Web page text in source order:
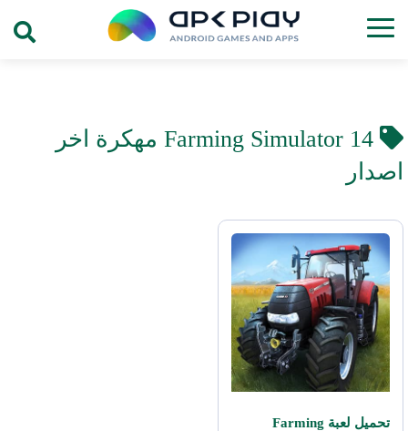
Farming Simulator 14 مهكرة اخر
اصدار
تحميل لعبة Farming